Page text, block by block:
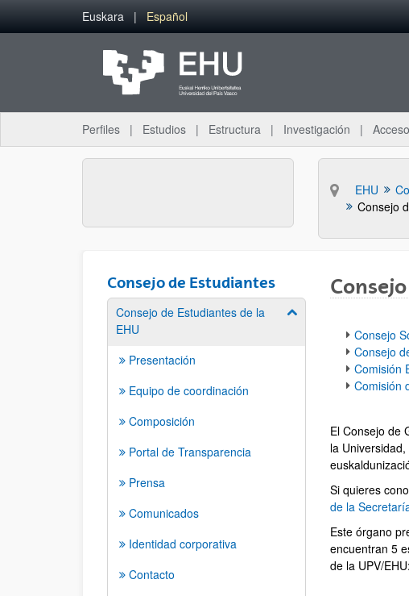
Saltar al contenido principal
Euskara Español
Perfiles Estudios Estructura Investigación
EHU
Consejo
Consejo de Estudiantes
Consejo de Estudiantes de la
EHU
Mostrar/ocultar
Presentación
Equipo de coordinación
Composición
Portal de Transparencia
Prensa
Comunicados
Identidad corporativa
Contacto
Consejo
Consejo
Comisión
Comisión
El Consejo de
la
Si quieres
de la
Este órgano
encuentran 5
de la UPV/EHU: